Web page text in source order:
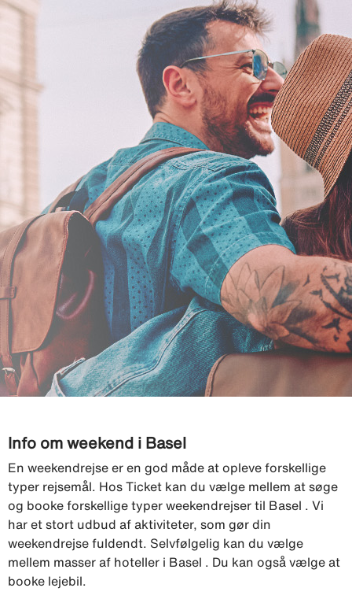
Info om weekend i Basel
En weekendrejse er en god måde at opleve forskellige
typer rejsemål. Hos Ticket kan du vælge mellem at søge
og booke forskellige typer weekendrejser til Basel . Vi
har et stort udbud af aktiviteter, som gør din
weekendrejse fuldendt. Selvfølgelig kan du vælge
mellem masser af hoteller i Basel . Du kan også vælge at
booke lejebil.